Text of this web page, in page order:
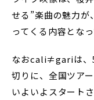
せる”楽曲の魅力が
ってくる内容となっ
なおcali≠gariは、
切りに、全国ツア
いよいよスタート